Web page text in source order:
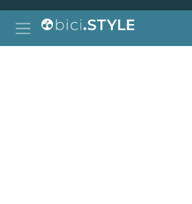
Vai al contenuto
Navigazione principale
Ricerca per: